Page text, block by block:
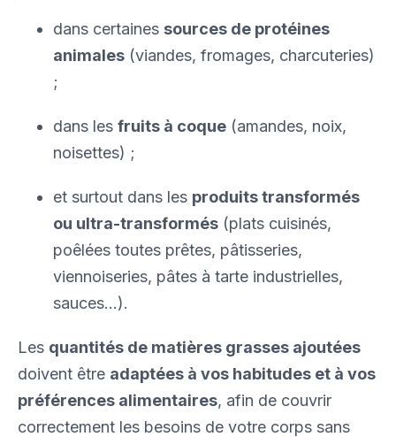
dans certaines sources de protéines
animales (viandes, fromages, charcuteries)
;
dans les fruits à coque (amandes, noix,
noisettes) ;
et surtout dans les produits transformés
ou ultra-transformés (plats cuisinés,
poêlées toutes prêtes, pâtisseries,
viennoiseries, pâtes à tarte industrielles,
sauces…).
Les quantités de matières grasses ajoutées
doivent être adaptées à vos habitudes et à vos
préférences alimentaires, afin de couvrir
correctement les besoins de votre corps sans